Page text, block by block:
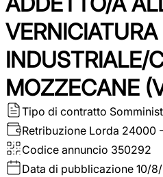
VERNICIATURA
INDUSTRIALE/
MOZZECANE
Tipo di contratto
Retribuzione Lorda 24000
Codice annuncio 350292
Data di pubblicazione 10/